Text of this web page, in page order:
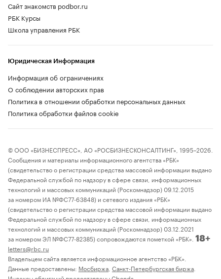
Сайт знакомств podbor.ru
РБК Курсы
Школа управления РБК
Юридическая Информация
Информация об ограничениях
О соблюдении авторских прав
Политика в отношении обработки персональных данных
Политика обработки файлов cookie
© ООО «БИЗНЕСПРЕСС», АО «РОСБИЗНЕСКОНСАЛТИНГ», 1995–2026.
Сообщения и материалы информационного агентства «РБК»
(свидетельство о регистрации средства массовой информации выдано
Федеральной службой по надзору в сфере связи, информационных
технологий и массовых коммуникаций (Роскомнадзор) 09.12.2015
за номером ИА №ФС77-63848) и сетевого издания «РБК»
(свидетельство о регистрации средства массовой информации выдано
Федеральной службой по надзору в сфере связи, информационных
технологий и массовых коммуникаций (Роскомнадзор) 03.12.2021
за номером ЭЛ №ФС77-82385) сопровождаются пометкой «РБК». 18+
letters@rbc.ru
Владельцем сайта является информационное агентство «РБК».
Данные предоставлены: Мосбиржа Санкт-Петербургская биржа